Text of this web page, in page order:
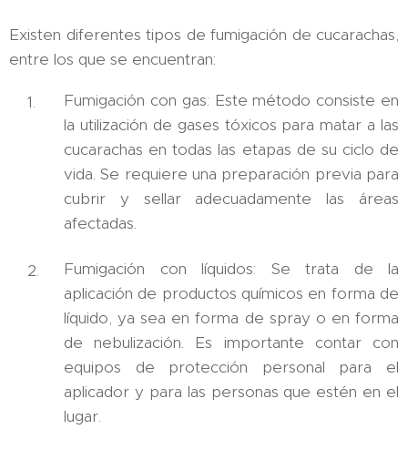
Existen diferentes tipos de fumigación de cucarachas,
entre los que se encuentran:
Fumigación con gas: Este método consiste en
la utilización de gases tóxicos para matar a las
cucarachas en todas las etapas de su ciclo de
vida. Se requiere una preparación previa para
cubrir y sellar adecuadamente las áreas
afectadas.
Fumigación con líquidos: Se trata de la
aplicación de productos químicos en forma de
líquido, ya sea en forma de spray o en forma
de nebulización. Es importante contar con
equipos de protección personal para el
aplicador y para las personas que estén en el
lugar.